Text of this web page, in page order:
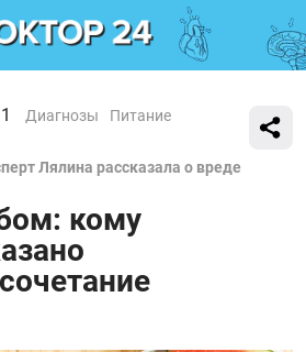
Диагнозы Питание
Лялина рассказала о вреде
кому